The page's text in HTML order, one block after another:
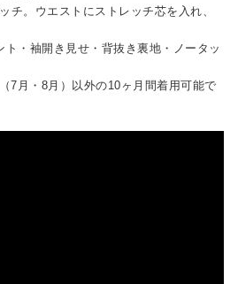
チ。ウエストにストレッチ芯を入れ、
ト・袖開き見せ・背抜き裏地・ノータッ
7月・8月）以外の10ヶ月間着用可能で